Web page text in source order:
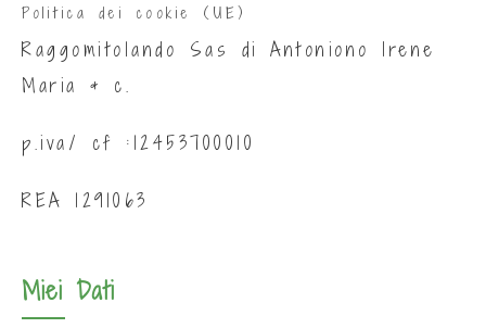
Politica dei cookie (UE)
Raggomitolando Sas di Antoniono Irene
Maria & c.
p.iva/ cf :12453700010
REA 1291063
Miei Dati